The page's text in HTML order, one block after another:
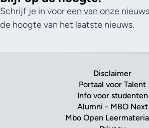
Schrijf je in vooreen van onze
de hoogte van het laatste nieuws.
Disclaimer
Portaal voor Talent
Info voor studenten
Alumni - MBO Next
Mbo Open